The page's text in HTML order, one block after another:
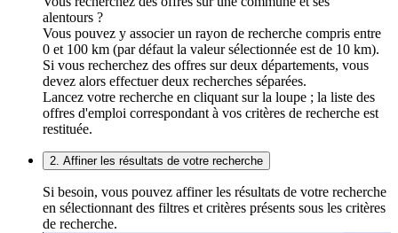
alentours ?
Vous pouvez y associer un rayon de recherche compris entre
0 et 100 km (par défaut la valeur sélectionnée est de 10 km).
Si vous recherchez des offres sur deux départements, vous
devez alors effectuer deux recherches séparées.
Lancez votre recherche en cliquant sur la loupe ; la liste des
offres d'emploi correspondant à vos critères de recherche est
restituée.
2. Affiner les résultats de votre recherche
Si besoin, vous pouvez affiner les résultats de votre recherche
en sélectionnant des filtres et critères présents sous les critères
de recherche.